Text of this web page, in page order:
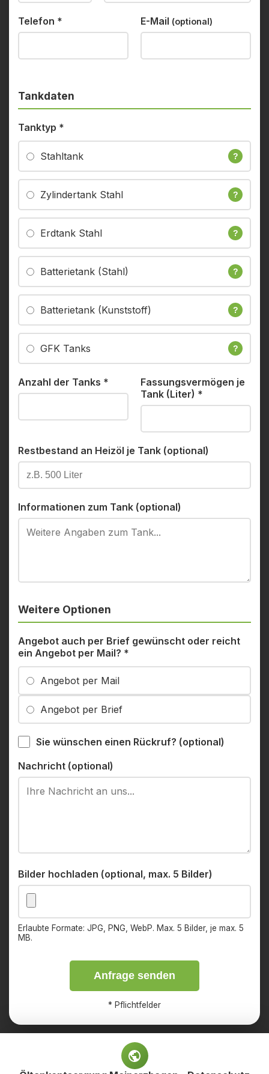
Telefon * E-Mail (optional)
Tankdaten
Tanktyp *
Stahltank ?
Zylindertank Stahl ?
Erdtank Stahl ?
Batterietank (Stahl) ?
Batterietank (Kunststoff) ?
GFK Tanks ?
Anzahl der Tanks *
Fassungsvermögen je
Tank (Liter) *
Restbestand an Heizöl je Tank (optional)
Informationen zum Tank (optional)
Weitere Optionen
Angebot auch per Brief gewünscht oder reicht
ein Angebot per Mail? *
Angebot per Mail
Angebot per Brief
Sie wünschen einen Rückruf? (optional)
Nachricht (optional)
Bilder hochladen (optional, max. 5 Bilder)
Erlaubte Formate: JPG, PNG, WebP. Max. 5 Bilder, je max. 5
MB.
Anfrage senden
* Pflichtfelder